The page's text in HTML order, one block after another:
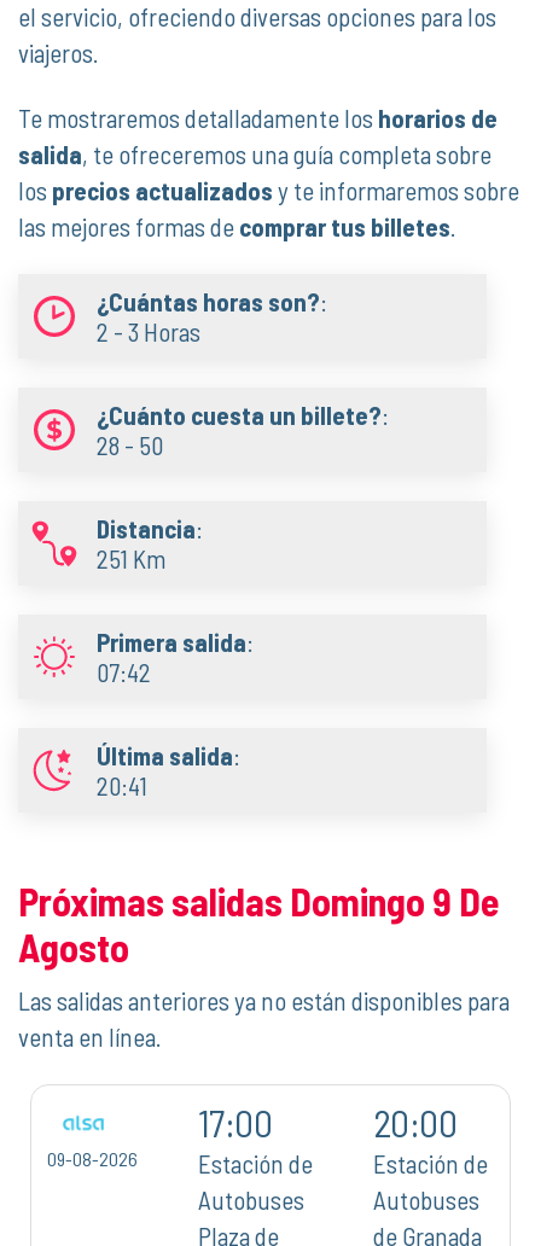
el servicio, ofreciendo diversas opciones para los
viajeros.
Te mostraremos detalladamente los horarios de
salida, te ofreceremos una guía completa sobre
los precios actualizados y te informaremos sobre
las mejores formas de comprar tus billetes.
¿Cuántas horas son?:
2 - 3 Horas
¿Cuánto cuesta un billete?:
28 - 50
Distancia:
251 Km
Primera salida:
07:42
Última salida:
20:41
Próximas salidas Domingo 9 De
Agosto
Las salidas anteriores ya no están disponibles para
venta en línea.
09-08-2026
17:00
Estación de
Autobuses
Plaza de
20:00
Estación de
Autobuses
de Granada